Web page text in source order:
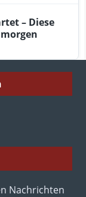
– Diese
Nachrichten